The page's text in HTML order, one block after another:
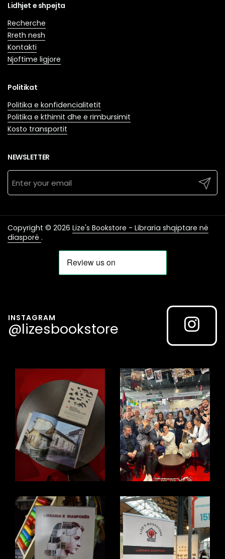
Lidhjet e shpejta
Recherche
Rreth nesh
Kontakti
Njoftime ligjore
Politikat
Politika e konfidencialitetit
Politika e kthimit dhe e rimbursimit
Kosto transportit
NEWSLETTER
Submit
Copyright © 2026 Lize's Bookstore - Libraria shqiptare në
diasporë .
INSTAGRAM
@lizesbookstore